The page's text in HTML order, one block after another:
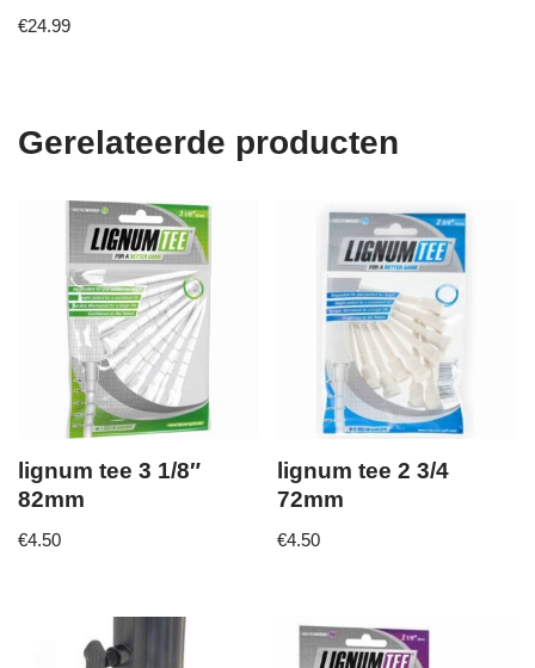
€24.99
Gerelateerde producten
lignum tee 3 1/8″
82mm
€4.50
lignum tee 2 3/4
72mm
€4.50